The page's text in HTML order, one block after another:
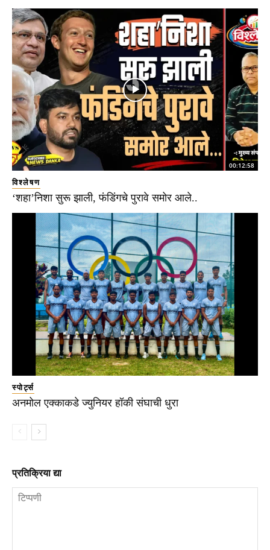
00:12:58
विश्लेषण
‘शहा’निशा सुरू झाली, फंडिंगचे पुरावे समोर आले..
स्पोर्ट्स
अनमोल एक्काकडे ज्युनियर हॉकी संघाची धुरा
प्रतिक्रिया द्या